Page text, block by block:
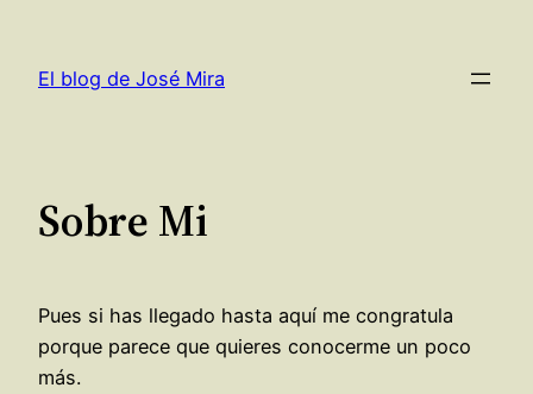
contenido
El blog de José Mira
Sobre Mi
Pues si has llegado hasta aquí me congratula
porque parece que quieres conocerme un poco
más.